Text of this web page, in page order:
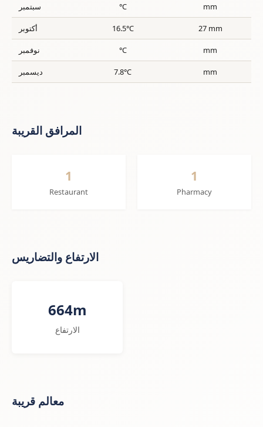
سبتمبر °C mm
أكتوبر 16.5°C 27 mm
نوفمبر °C mm
ديسمبر 7.8°C mm
المرافق القريبة
1
Restaurant
1
Pharmacy
الارتفاع والتضاريس
664m
الارتفاع
معالم قريبة